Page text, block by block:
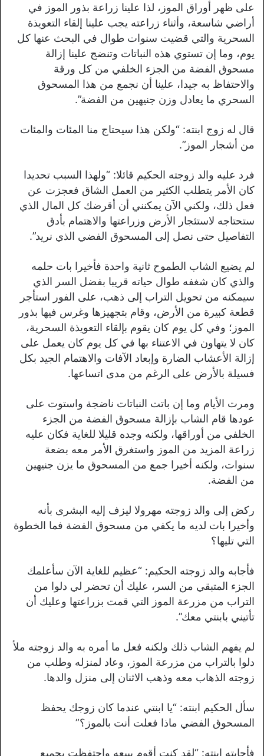
على ظهر أوراق الموز، لذا علينا زراعة بذور الموز في
أراضي شاسعة، وأثناء زراعته يجب علينا إلقاء التعويذة
السحرية والتي قضيت سنوات طوال في البحث عنها كل
يوم، وما إن تستوي هذه النباتات وتنضج علينا إزالة
مسحوق الفضة من الجزء الخلفي من كل ورقة
والاحتفاظ به جيدا، علينا أن نجمع من هذا المسحوق
السحري ما يعادل وزن جنيهين من الفضة”.
قال له زوج ابنته: “ولكن هذا سيحتاج منا المئات والمئات
من أشجار الموز”.
فرد عليه والد زوجته الحكيم قائلا: “ولهذا السبب تحديدا
كان الأمر يتطلب الكثير من العمل الشاق فعجزت عن
فعل ذلك، ولكني الآن يمكنني أن أقرضك كل المال الذي
ستحتاجه لاستئجار الأرض وزراعتها والاهتمام بأدق
التفاصيل حتى نصل إلى المسحوق الفضي الذي نريد”.
لم يضيع الشاب الطموح ثانية واحدة فأخيرا بات حلمه
والذي كان شغفه طوال حياته قريبا بفضل السر الذي
سيمكنه من تحويل التراب إلى ذهب، على الفور استأجر
قطعة كبيرة من الأرض، وقام بتجهيزها وغرس فيها بذور
الموز؛ وفي كل يوم كان يقوم بإلقاء التعويذة السحرية،
كان لا يتهاون في الاعتناء بها في كل يوم كان يعمل على
إزالة الأعشاب الضارة وإبعاد الآفات والاهتمام الجيد بكل
فسيلة بالأرض على الرغم من مدى اتساعها.
ومرت الأيام وما إن باتت النباتات ناضجة واستوت على
عودها قام الشاب بإزالة مسحوق الفضة من الجزء
الخلفي من أوراقها، ولكنه وجده قليلا للغاية فكان عليه
زراعة المزيد من الموز واستغرق الأمر معه بضعة
سنوات، ولكنه أخيرا جمع من المسحوق ما يزن جنيهين
من الفضة.
ركض إلى والد زوجته مهرولا ليزف إليه البشرى بأنه
وأخيرا بات لديه ما يكفي من مسحوق الفضة فما الخطوة
التي تليها؟
فأجابه والد زوجته الحكيم: “عظيم للغاية الآن سأعلمك
الجزء المتبقي من السر، عليك أن تحضر لي دلوا من
التراب من مزرعة الموز التي قمت بزراعتها وعليك أن
تأتيني بابنتي معك”.
لم يفهم الشاب ذلك ولكنه فعل ما أمره به والد زوجته ملأ
دلوا بالتراب من مزرعة الموز، وعاد لمنزله وطلب من
زوجته الذهاب معه وذهب الاثنان إلى منزل والدها.
سأل الحكيم ابنته: “يا ابنتي عندما كان زوجك يحفظ
المسحوق الفضي ماذا فعلت أنت بالموز؟”
فأجابته ابنته: “لقد كنت أقوم ببيعه واحتفظت بجميع